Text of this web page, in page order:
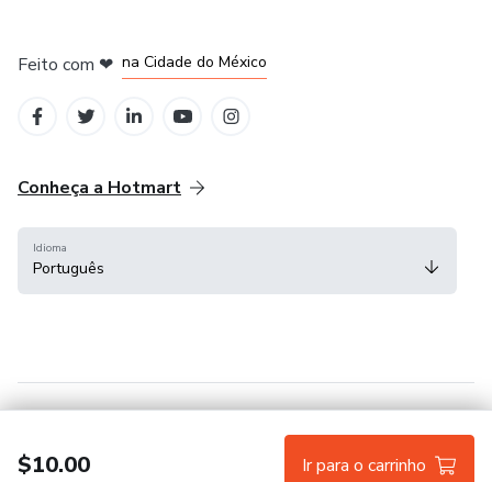
$10.00 Ir para o carrinho
Feito com ❤ na Cidade do México
Conheça a Hotmart
Idioma
Português